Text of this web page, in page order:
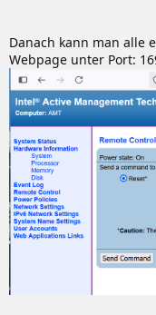
Danach kann man alle
Webpage unter Port: